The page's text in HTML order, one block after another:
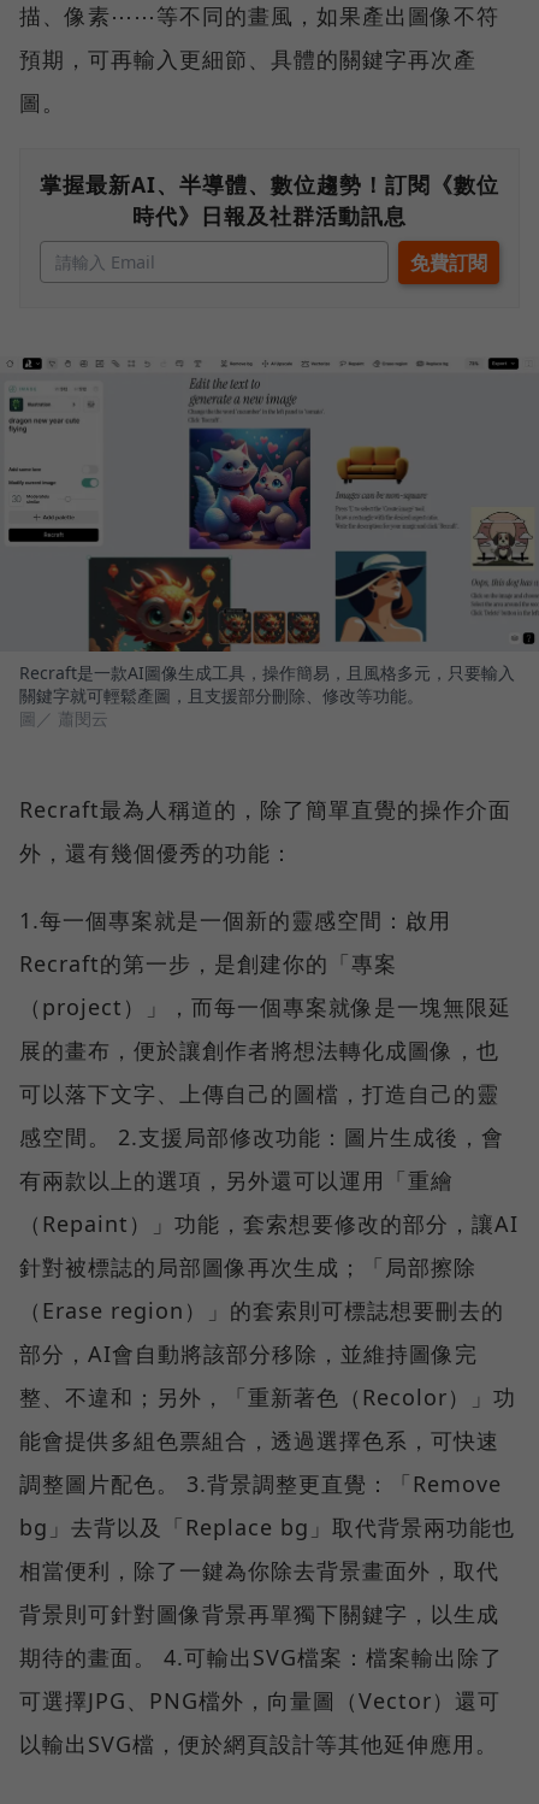
描、像素⋯⋯等不同的畫風，如果產出圖像不符
預期，可再輸入更細節、具體的關鍵字再次產
圖。
掌握最新AI、半導體、數位趨勢！訂閱《數位
時代》日報及社群活動訊息
Recraft是一款AI圖像生成工具，操作簡易，且風格多元，只要輸入
關鍵字就可輕鬆產圖，且支援部分刪除、修改等功能。
圖／ 蕭閔云
Recraft最為人稱道的，除了簡單直覺的操作介面
外，還有幾個優秀的功能：
1.每一個專案就是一個新的靈感空間：啟用
Recraft的第一步，是創建你的「專案
（project）」，而每一個專案就像是一塊無限延
展的畫布，便於讓創作者將想法轉化成圖像，也
可以落下文字、上傳自己的圖檔，打造自己的靈
感空間。 2.支援局部修改功能：圖片生成後，會
有兩款以上的選項，另外還可以運用「重繪
（Repaint）」功能，套索想要修改的部分，讓AI
針對被標誌的局部圖像再次生成；「局部擦除
（Erase region）」的套索則可標誌想要刪去的
部分，AI會自動將該部分移除，並維持圖像完
整、不違和；另外，「重新著色（Recolor）」功
能會提供多組色票組合，透過選擇色系，可快速
調整圖片配色。 3.背景調整更直覺：「Remove
bg」去背以及「Replace bg」取代背景兩功能也
相當便利，除了一鍵為你除去背景畫面外，取代
背景則可針對圖像背景再單獨下關鍵字，以生成
期待的畫面。 4.可輸出SVG檔案：檔案輸出除了
可選擇JPG、PNG檔外，向量圖（Vector）還可
以輸出SVG檔，便於網頁設計等其他延伸應用。